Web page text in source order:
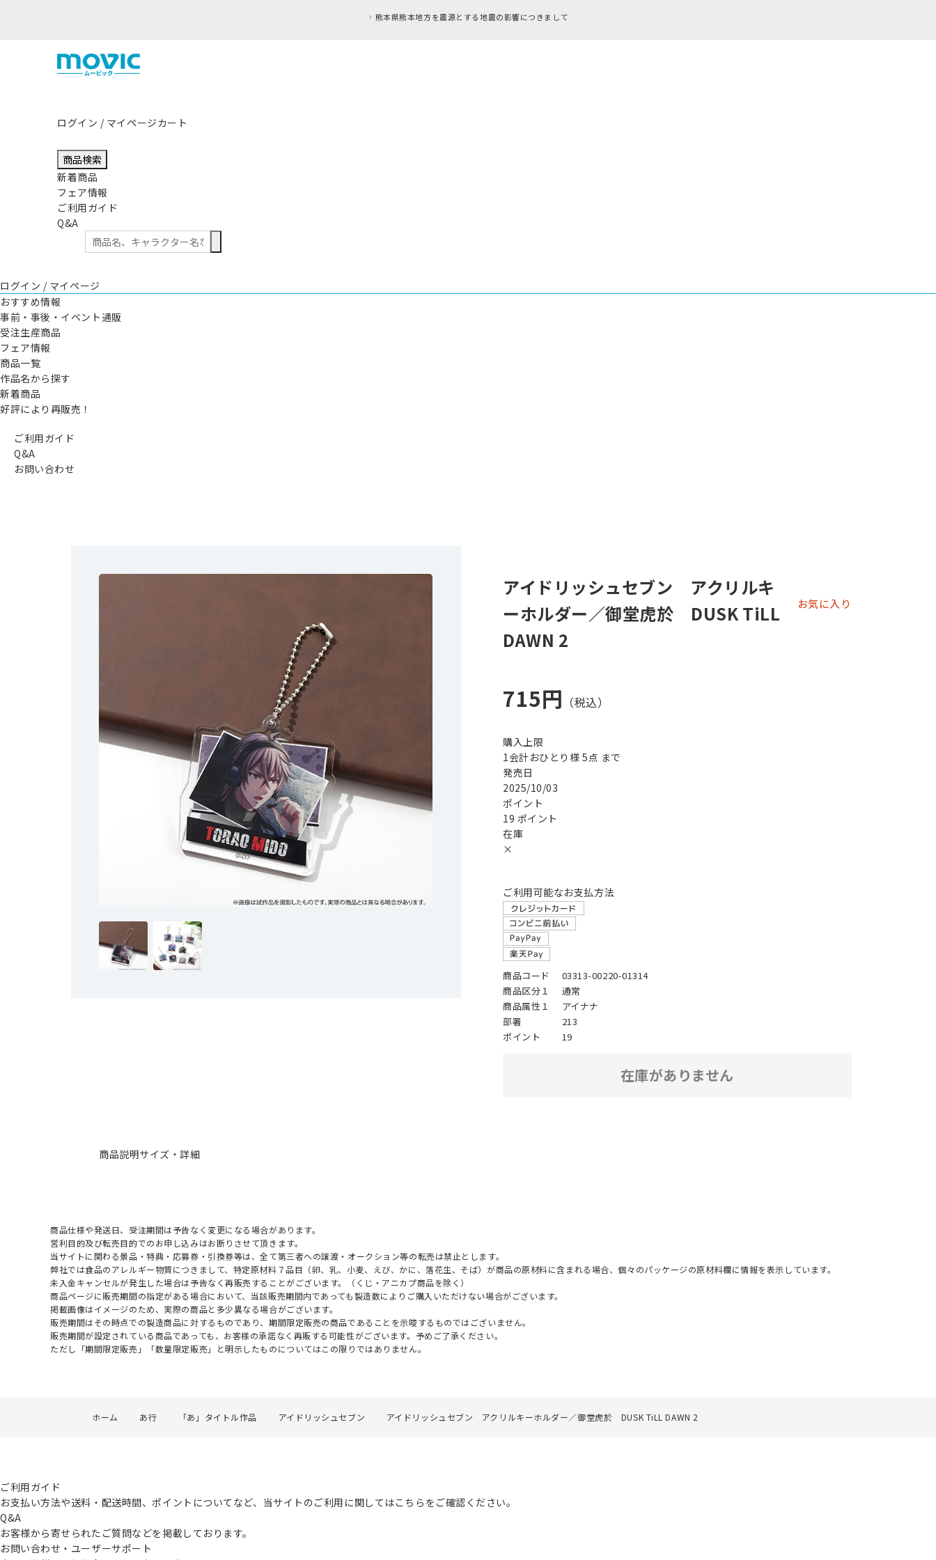
熊本県熊本地方を震源とする地震の影響につきまして
ログイン / マイページカート
商品検索
新着商品
フェア情報
ご利用ガイド
Q&A
ログイン / マイページ
おすすめ情報
事前・事後・イベント通販
受注生産商品
フェア情報
商品一覧
作品名から探す
新着商品
好評により再販売！
ご利用ガイド
Q&A
お問い合わせ
アイドリッシュセブン アクリルキ
ーホルダー／御堂虎於 DUSK TiLL
DAWN 2
お気に入り
715円
購入上限
1会計おひとり様 5点 まで
発売日
2025/10/03
ポイント
19 ポイント
在庫
×
ご利用可能なお支払方法
商品コード
03313-00220-01314
商品区分１
通常
商品属性１
アイナナ
部署
213
ポイント
19
在庫がありません
商品説明サイズ・詳細
商品仕様や発送日、受注期間は予告なく変更になる場合があります。
営利目的及び転売目的でのお申し込みはお断りさせて頂きます。
当サイトに関わる景品・特典・応募券・引換券等は、全て第三者への譲渡・オークション等の転売は禁止とします。
弊社では食品のアレルギー物質につきまして、特定原材料７品目（卵、乳、小麦、えび、かに、落花生、そば）が商品の原材料に含まれる場合、個々のパッケージの原材料欄に情報を表示しています。
未入金キャンセルが発生した場合は予告なく再販売することがございます。（くじ・アニカプ商品を除く）
商品ページに販売期間の指定がある場合において、当該販売期間内であっても製造数によりご購入いただけない場合がございます。
掲載画像はイメージのため、実際の商品と多少異なる場合がございます。
販売期間はその時点での製造商品に対するものであり、期間限定販売の商品であることを示唆するものではございません。
販売期間が設定されている商品であっても、お客様の承諾なく再販する可能性がございます。予めご了承ください。
ただし「期間限定販売」「数量限定販売」と明示したものについてはこの限りではありません。
ホーム あ行 「あ」タイトル作品 アイドリッシュセブン アイドリッシュセブン アクリルキーホルダー／御堂虎於 DUSK TiLL DAWN 2
ご利用ガイド
お支払い方法や送料・配送時間、ポイントについてなど、当サイトのご利用に関してはこちらをご確認ください。
Q&A
お客様から寄せられたご質問などを掲載しております。
お問い合わせ・ユーザーサポート